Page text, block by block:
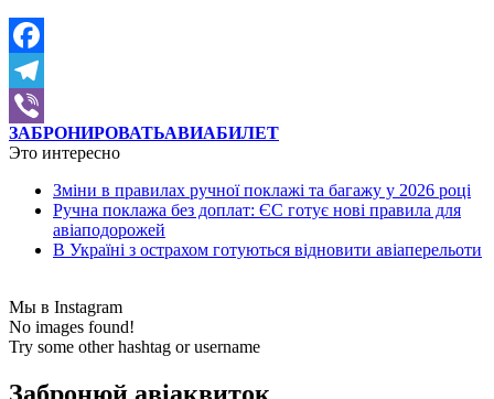
Facebook
Telegram
Viber
ЗАБРОНИРОВАТЬАВИАБИЛЕТ
Это интересно
Зміни в правилах ручної поклажі та багажу у 2026 році
Ручна поклажа без доплат: ЄС готує нові правила для
авіаподорожей
В Україні з острахом готуються відновити авіаперельоти
Мы в Instagram
No images found!
Try some other hashtag or username
Забронюй авiаквиток